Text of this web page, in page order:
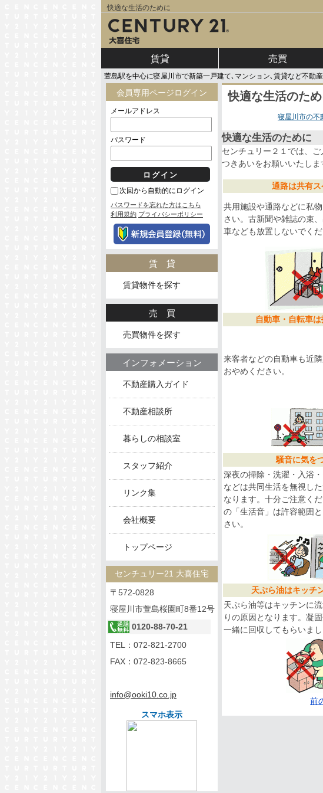
快適な生活のために
賃貸 売買
萱島駅を中心に寝屋川市で新築一戸建て､マンション､賃貸など不動
快適な生活のた
寝屋川市の不
快適な生活のために
センチュリー２１では、
つきあいをお願いいたしま
通路は共有ス
共用施設や通路などに私
さい。古新聞や雑誌の束
車なども放置しないでくだ
自動車・自転車
来客者などの自動車も近
おやめください。
騒音に気を
深夜の掃除・洗濯・入浴
などは共同生活を無視し
なります。十分ご注意く
の「生活音」は許容範囲
さい。
天ぷら油はキッチ
天ぷら油等はキッチンに
りの原因となります。凝
一緒に回収してもらいまし
前
会員専用ページログイン
メールアドレス
パスワード
次回から自動的にログイン
パスワードを忘れた方はこちら
利用規約 プライバシーポリシー
賃貸
賃貸物件を探す
売買
売買物件を探す
インフォメーション
不動産購入ガイド
不動産相談所
暮らしの相談室
スタッフ紹介
リンク集
会社概要
トップページ
センチュリー21 大喜住宅
〒572-0828
寝屋川市萱島桜園町8番12号
0120-88-70-21
TEL： 072-821-2700
FAX：072-823-8665
info@ooki10.co.jp
スマホ表示